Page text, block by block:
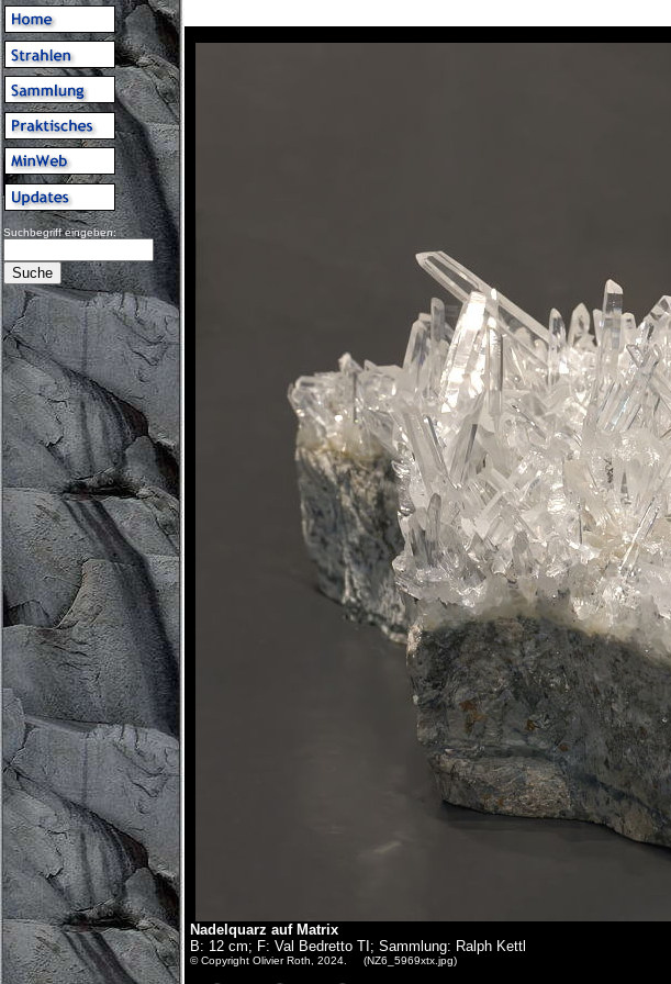
Suchbegriff eingeben:
Nadelquarz auf Matrix
B: 12 cm; F: Val Bedretto TI; Sammlung: Ralph Kettl
© Copyright Olivier Roth, 2024. (NZ6_5969xtx.jpg)